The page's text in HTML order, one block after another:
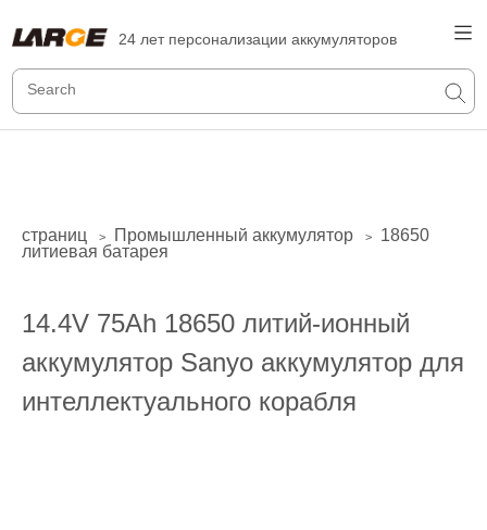
24 лет персонализации аккумуляторов
страниц > Промышленный аккумулятор >
18650
литиевая батарея
14.4V 75Ah 18650 литий-ионный
аккумулятор Sanyo аккумулятор для
интеллектуального корабля